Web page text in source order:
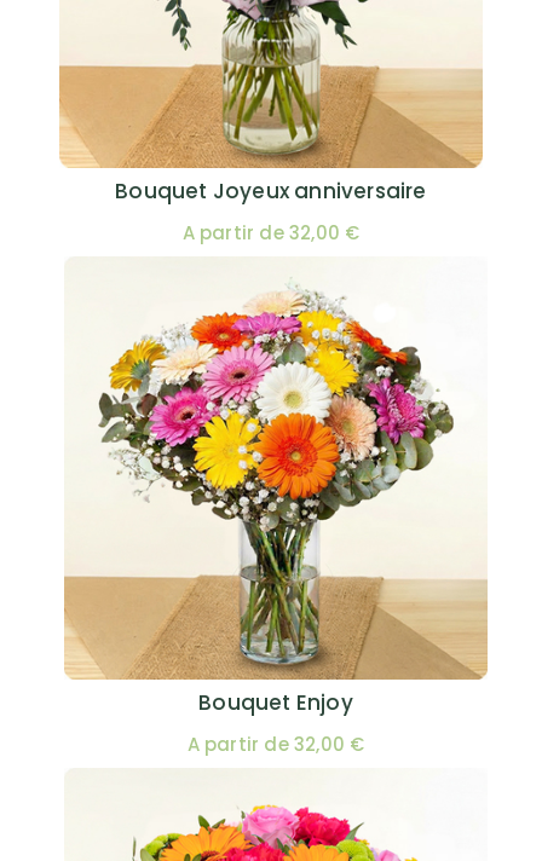
Bouquet Joyeux anniversaire
A partir de 32,00 €
Bouquet Enjoy
A partir de 32,00 €